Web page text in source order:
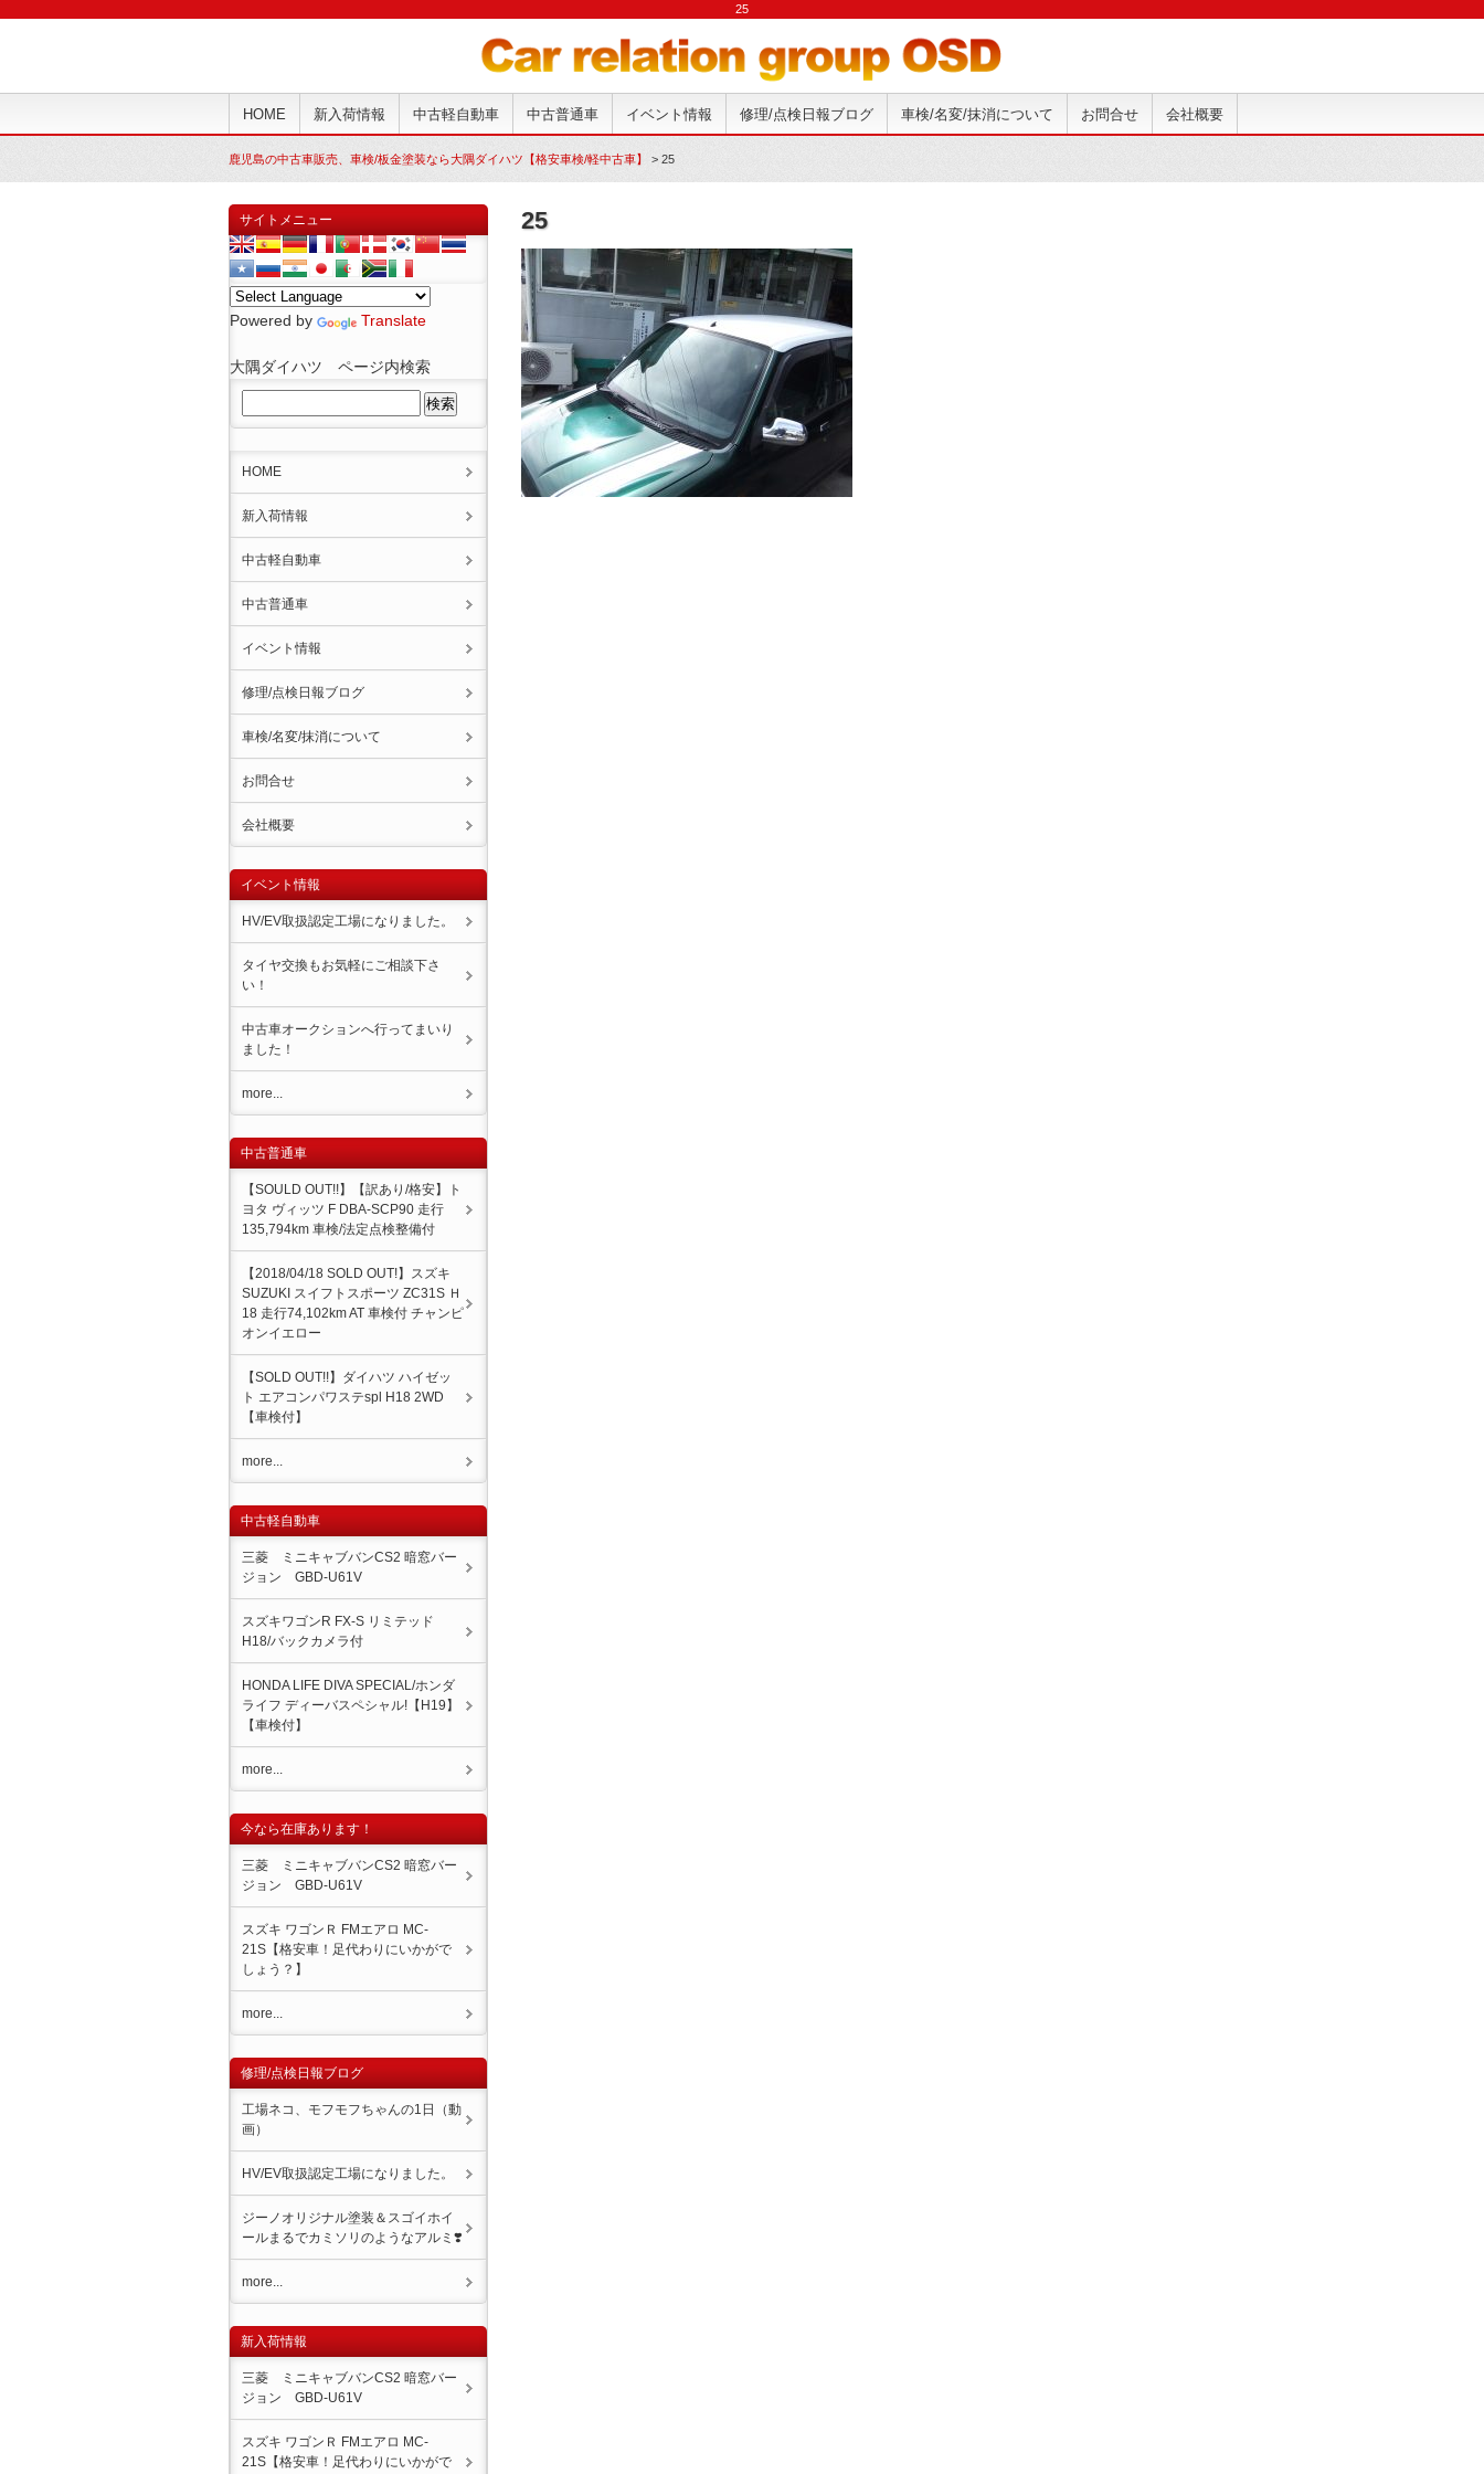
25
HOME 新入荷情報 中古軽自動車 中古普通車 イベント情報 修理/点検日報ブログ 車検/名変/抹消について お問合せ 会社概要
鹿児島の中古車販売、車検/板金塗装なら大隅ダイハツ【格安車検/軽中古車】 > 25
25
サイトメニュー
Powered by Translate
大隅ダイハツ ページ内検索
HOME
新入荷情報
中古軽自動車
中古普通車
イベント情報
修理/点検日報ブログ
車検/名変/抹消について
お問合せ
会社概要
イベント情報
HV/EV取扱認定工場になりました。
タイヤ交換もお気軽にご相談下さ
い！
中古車オークションへ行ってまいり
ました！
more...
中古普通車
【SOULD OUT!!】【訳あり/格安】ト
ヨタ ヴィッツ F DBA-SCP90 走行
135,794km 車検/法定点検整備付
【2018/04/18 SOLD OUT!】スズキ
SUZUKI スイフトスポーツ ZC31S Ｈ
18 走行74,102km AT 車検付 チャンピ
オンイエロー
【SOLD OUT!!】ダイハツ ハイゼッ
ト エアコンパワステspl H18 2WD
【車検付】
more...
中古軽自動車
三菱 ミニキャブバンCS2 暗窓バー
ジョン GBD-U61V
スズキワゴンR FX-S リミテッド
H18/バックカメラ付
HONDA LIFE DIVA SPECIAL/ホンダ
ライフ ディーバスペシャル!【H19】
【車検付】
more...
今なら在庫あります！
三菱 ミニキャブバンCS2 暗窓バー
ジョン GBD-U61V
スズキ ワゴンＲ FMエアロ MC-
21S【格安車！足代わりにいかがで
しょう？】
more...
修理/点検日報ブログ
工場ネコ、モフモフちゃんの1日（動
画）
HV/EV取扱認定工場になりました。
ジーノオリジナル塗装＆スゴイホイ
ール️まるでカミソリのようなアルミ❣️
more...
新入荷情報
三菱 ミニキャブバンCS2 暗窓バー
ジョン GBD-U61V
スズキ ワゴンＲ FMエアロ MC-
21S【格安車！足代わりにいかがで